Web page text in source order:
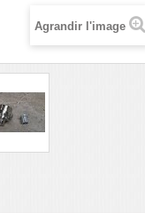
Agrandir l'image